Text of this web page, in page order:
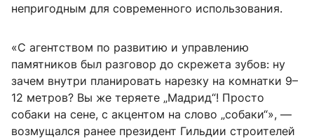
непригодным для современного использования.
«С агентством по развитию и управлению
памятников был разговор до скрежета зубов: ну
зачем внутри планировать нарезку на комнатки 9–
12 метров? Вы же теряете „Мадрид“! Просто
собаки на сене, с акцентом на слово „собаки“», —
возмущался ранее президент Гильдии строителей